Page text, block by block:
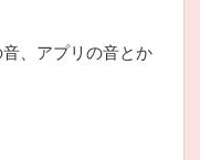
、アプリの音とか